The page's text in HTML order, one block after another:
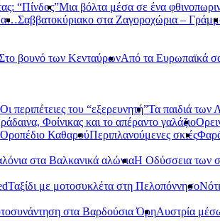
“Πίνδος”Μια βόλτα μέσα σε ένα
Σαββατοκύριακο στα Ζαγοροχώρια –
βουνό των ΚενταύρωνΑπό τα Ευρωπαϊκά
Οι περιπέτειες του “εξερευνητή”Τα παιδιά των
Φοίνικας και το απέραντο γαλάζιο
Οροπέδιο ΚαθαρούΠεριπλανούμενες σκιές
στα Βαλκανικά αλώνιαΗ Οδύσσεια των
Ταξίδι με μοτοσυκλέτα στη Πελοπόννησο
στα Βαρδούσια ΌρηΑυστρία